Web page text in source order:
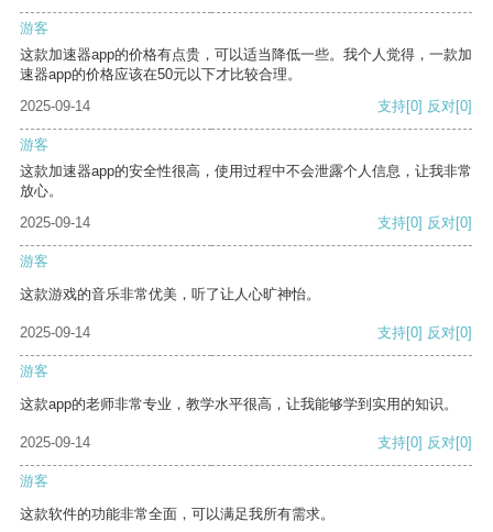
游客
这款加速器app的价格有点贵，可以适当降低一些。我个人觉得，一款加
速器app的价格应该在50元以下才比较合理。
2025-09-14
支持[0] 反对[0]
游客
这款加速器app的安全性很高，使用过程中不会泄露个人信息，让我非常
放心。
2025-09-14
支持[0] 反对[0]
游客
这款游戏的音乐非常优美，听了让人心旷神怡。
2025-09-14 支持[0] 反对[0]
游客
这款app的老师非常专业，教学水平很高，让我能够学到实用的知识。
2025-09-14 支持[0] 反对[0]
游客
这款软件的功能非常全面，可以满足我所有需求。